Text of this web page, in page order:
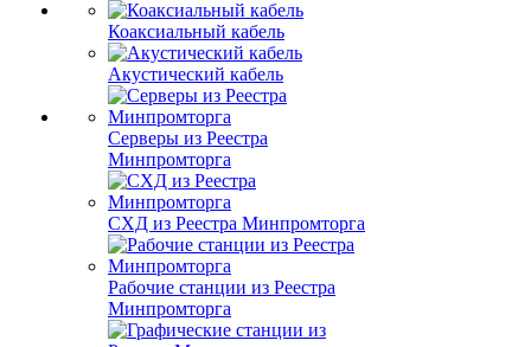
Коаксиальный кабель
Акустический кабель
Серверы из Реестра
Минпромторга
СХД из Реестра Минпромторга
Рабочие станции из Реестра
Минпромторга